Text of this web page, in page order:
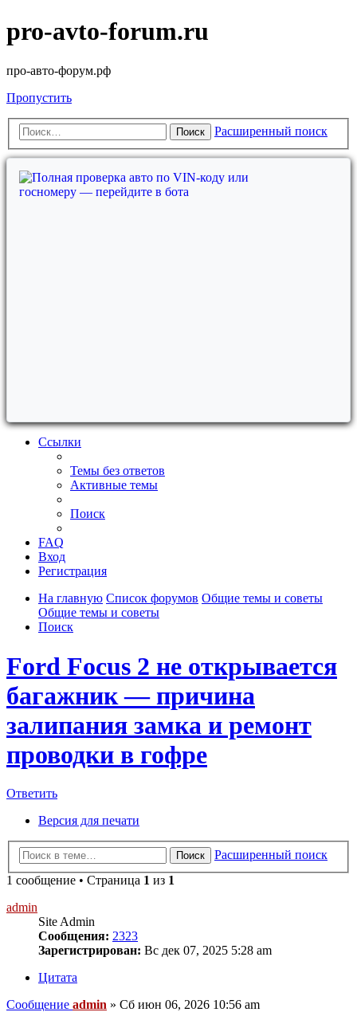
pro-avto-forum.ru
про-авто-форум.рф
Пропустить
Поиск Расширенный поиск
Ссылки
Темы без ответов
Активные темы
Поиск
FAQ
Вход
Регистрация
На главную Список форумов Общие темы и советы
Общие темы и советы
Поиск
Ford Focus 2 не открывается
багажник — причина
залипания замка и ремонт
проводки в гофре
Ответить
Версия для печати
Поиск
Расширенный поиск
1 сообщение • Страница 1 из 1
admin
Site Admin
Сообщения: 2323
Зарегистрирован: Вс дек 07, 2025 5:28 am
Цитата
Сообщение admin » Сб июн 06, 2026 10:56 am